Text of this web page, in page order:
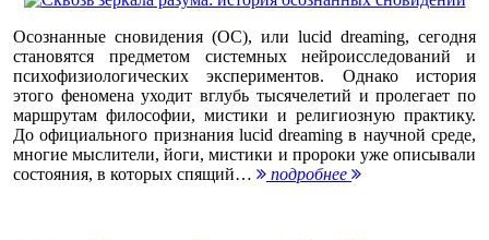
Осознанные сновидения (ОС), или lucid dreaming, сегодня
становятся предметом системных нейроисследований и
психофизиологических экспериментов. Однако история
этого феномена уходит вглубь тысячелетий и пролегает по
маршрутам философии, мистики и религиозную практику.
До официального признания lucid dreaming в научной среде,
многие мыслители, йоги, мистики и пророки уже описывали
состояния, в которых спящий…
подробнее